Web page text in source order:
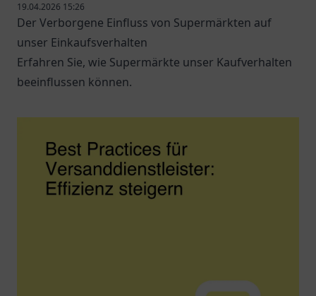
19.04.2026 15:26
Der Verborgene Einfluss von Supermärkten auf
unser Einkaufsverhalten
Erfahren Sie, wie Supermärkte unser Kaufverhalten
beeinflussen können.